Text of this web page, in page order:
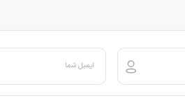
ایمیل شما